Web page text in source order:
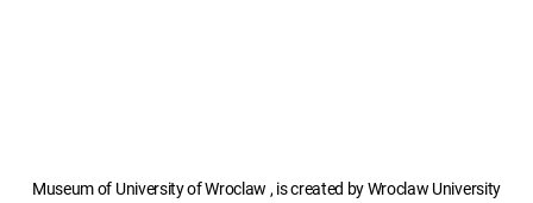
Museum of University of Wroclaw , is created by Wroclaw University